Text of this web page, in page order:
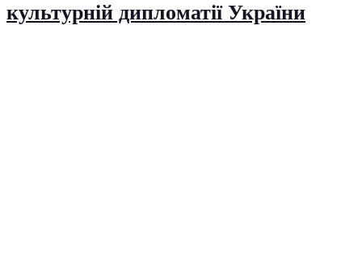
культурній дипломатії України